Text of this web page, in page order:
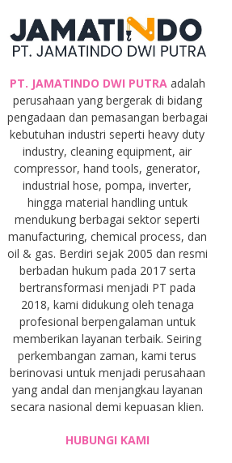
PT. JAMATINDO DWI PUTRA adalah
perusahaan yang bergerak di bidang
pengadaan dan pemasangan berbagai
kebutuhan industri seperti heavy duty
industry, cleaning equipment, air
compressor, hand tools, generator,
industrial hose, pompa, inverter,
hingga material handling untuk
mendukung berbagai sektor seperti
manufacturing, chemical process, dan
oil & gas. Berdiri sejak 2005 dan resmi
berbadan hukum pada 2017 serta
bertransformasi menjadi PT pada
2018, kami didukung oleh tenaga
profesional berpengalaman untuk
memberikan layanan terbaik. Seiring
perkembangan zaman, kami terus
berinovasi untuk menjadi perusahaan
yang andal dan menjangkau layanan
secara nasional demi kepuasan klien.
HUBUNGI KAMI